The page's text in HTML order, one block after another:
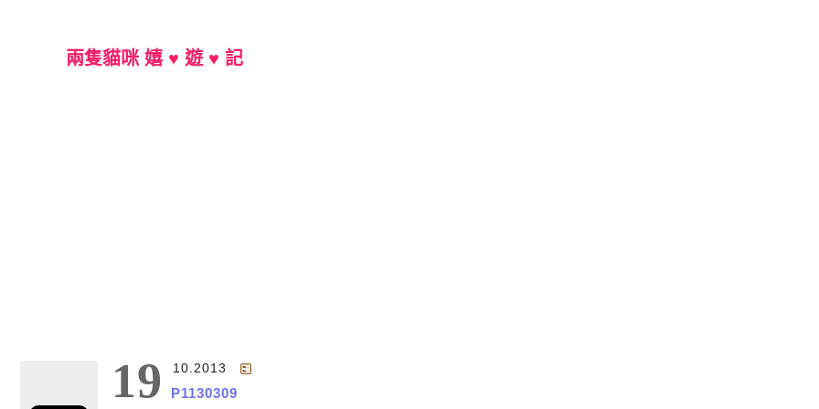
兩隻貓咪 嬉 ♥ 遊 ♥ 記
19 10.2013
P1130309